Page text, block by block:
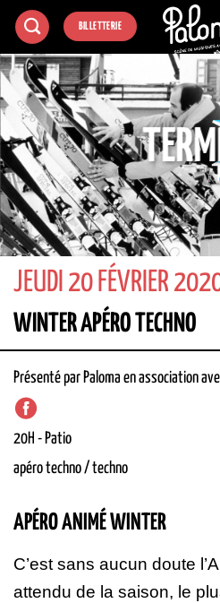
Passer
contenu
BILLETTERIE
JEUDI 20 FÉVRIER
WINTER APÉRO TECHNO
Présenté par Paloma en association
20H - Patio
apéro techno / techno
APÉRO ANIMÉ WINTER
C’est sans aucun doute
attendu de la saison, le